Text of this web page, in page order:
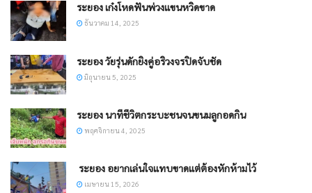
ระยอง เก๋งโหดฟันพ่วงแขนหวิดขาด
ธันวาคม 14, 2025
ระยอง วัยรุ่นดักยิงคู่อริวงจรปิดจับชัด
มิถุนายน 5, 2025
ระยอง นาทีชีวิตกระบะชนจนขนมลูกอดกิน
พฤศจิกายน 4, 2025
​ ระยอง อยากเล่นใจแทบขาดแต่ต้องหักห้ามไว้
เมษายน 15, 2026